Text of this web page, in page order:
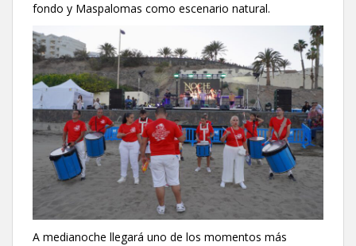
fondo y Maspalomas como escenario natural.
A medianoche llegará uno de los momentos más